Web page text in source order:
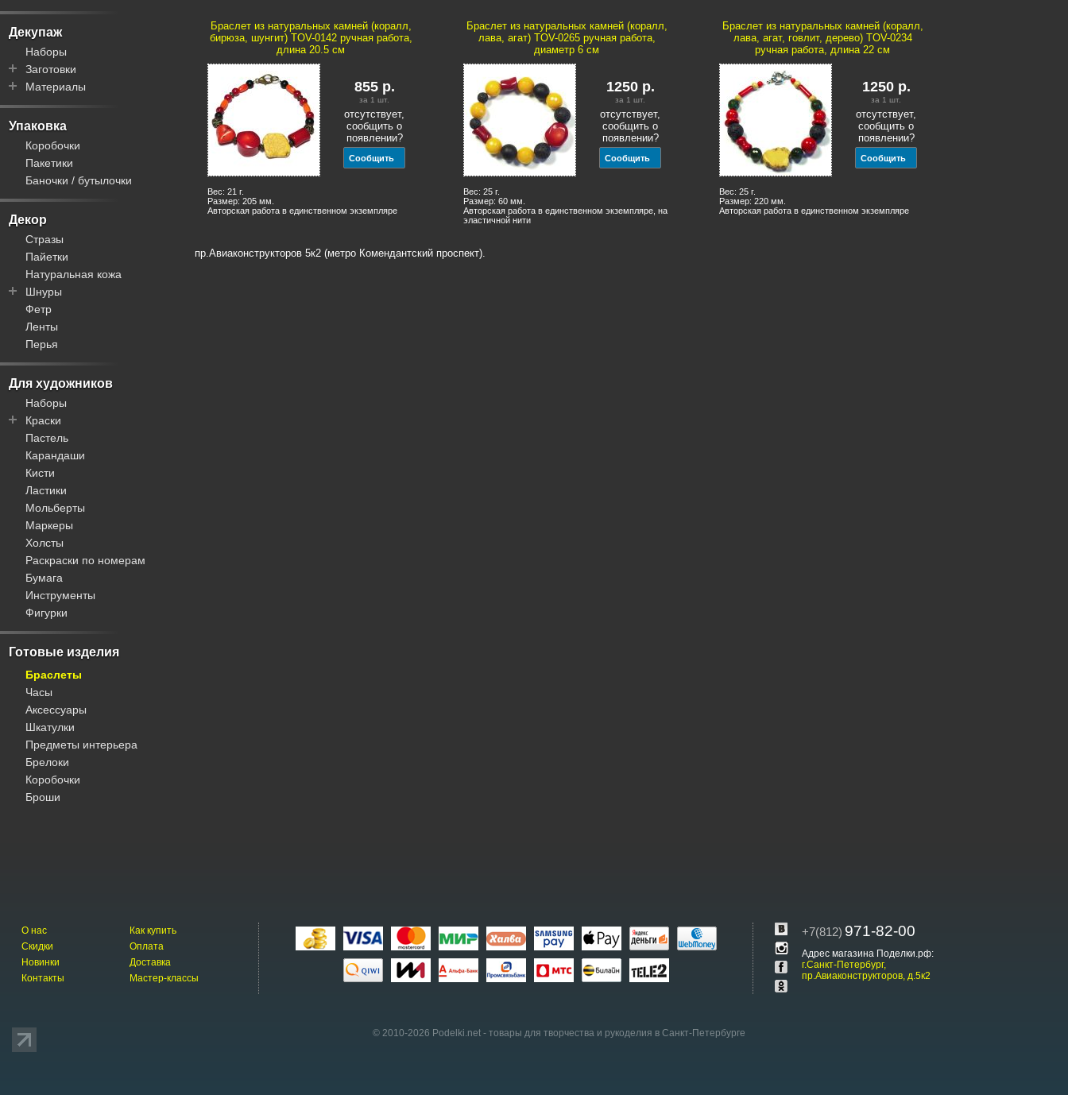
Кардочес
Меринос
Шелк
Декупаж
Наборы
Заготовки
Часовые механизмы
Салфетки
Браслеты
Доски
Шкатулки
Цифры
Декупажные карты
Фурнитура для шкатулок
Трафареты
Рисовая бумага
Материалы
Краски
Лаки
Кисточки
Упаковка
Коробочки
Пакетики
Баночки / бутылочки
Декор
Стразы
Пайетки
Натуральная кожа
Шнуры
Пандора
Вощеные
Плетеные
Замша / велюр
Кожа
Синтетика
Фетр
Ленты
Перья
Для художников
Наборы
Краски
HOBRUK
Olki
Pentart
Белые Ночи
Декола
Ладога
Мастер-класс
Русская живопись
Сонет
Цветик
Я-Художник
Акварель
Акрил
Пастель
Карандаши
Кисти
Ластики
Мольберты
Маркеры
Холсты
Раскраски по номерам
Бумага
Инструменты
Фигурки
Готовые изделия
Браслеты
Часы
Аксессуары
Шкатулки
Предметы интерьера
Брелоки
Коробочки
Броши
Браслет из натуральных камней (коралл,
бирюза, шунгит) TOV-0142 ручная работа,
длина 20.5 см
Вес: 21 г.
Размер: 205 мм.
Авторская работа в единственном экземпляре
855 р.
за 1 шт.
отсутствует,
сообщить о
появлении?
Браслет из натуральных камней (коралл,
лава, агат) TOV-0265 ручная работа,
диаметр 6 см
Вес: 25 г.
Размер: 60 мм.
Авторская работа в единственном экземпляре, на
эластичной нити
1250 р.
за 1 шт.
отсутствует,
сообщить о
появлении?
Браслет из натуральных камней (коралл,
лава, агат, говлит, дерево) TOV-0234
ручная работа, длина 22 см
Вес: 25 г.
Размер: 220 мм.
Авторская работа в единственном экземпляре
1250 р.
за 1 шт.
отсутствует,
сообщить о
появлении?
пр.Авиаконструкторов 5к2 (метро Комендантский проспект).
О нас
Скидки
Новинки
Контакты
Как купить
Оплата
Доставка
Мастер-классы
+7(812) 971-82-00
Адрес магазина Поделки.рф:
г.Санкт-Петербург,
пр.Авиаконструкторов, д.5к2
© 2010-2026 Podelki.net - товары для творчества и рукоделия в Санкт-Петербурге